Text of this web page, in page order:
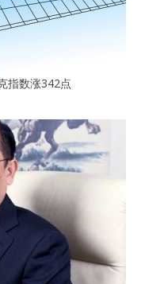
指数涨342点